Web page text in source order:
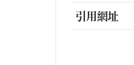
引用網址